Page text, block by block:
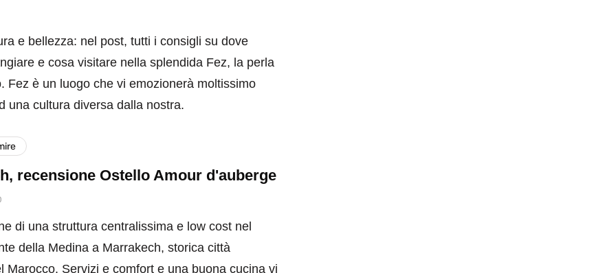
e bellezza: nel post, tutti i consigli su dove
e cosa visitare nella splendida Fez, la perla
Fez è un luogo che vi emozionerà moltissimo
una cultura diversa dalla nostra.
recensione Ostello Amour d'auberge
di una struttura centralissima e low cost nel
della Medina a Marrakech, storica città
Marocco. Servizi e comfort e una buona cucina vi